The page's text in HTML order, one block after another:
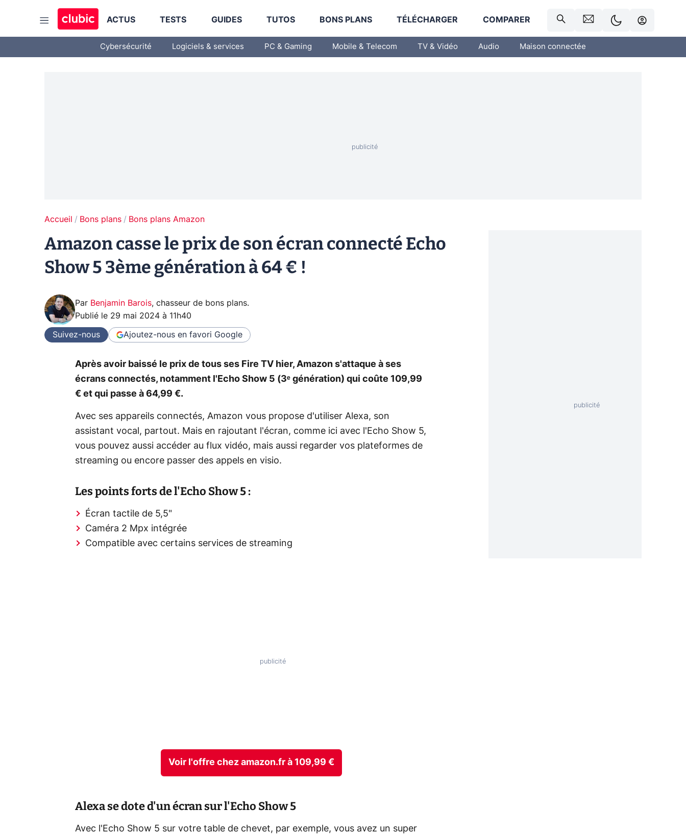
ACTUS TESTS GUIDES TUTOS BONS PLANS TÉLÉCHARGER COMPARER
Cybersécurité Logiciels & services PC & Gaming Mobile & Telecom TV & Vidéo Audio Maison connectée
Accueil Bons plans Bons plans Amazon
Amazon casse le prix de son écran connecté Echo
Show 5 3ème génération à 64 € !
Par Benjamin Barois, chasseur de bons plans.
Publié le 29 mai 2024 à 11h40
Suivez-nous Ajoutez-nous en favori Google
Après avoir baissé le prix de tous ses Fire TV hier, Amazon s'attaque à ses
écrans connectés, notamment l'Echo Show 5 (3ᵉ génération) qui coûte 109,99
€ et qui passe à 64,99 €.
Avec ses appareils connectés, Amazon vous propose d'utiliser Alexa, son
assistant vocal, partout. Mais en rajoutant l'écran, comme ici avec l'Echo Show 5,
vous pouvez aussi accéder au flux vidéo, mais aussi regarder vos plateformes de
streaming ou encore passer des appels en visio.
Les points forts de l'Echo Show 5 :
Écran tactile de 5,5"
Caméra 2 Mpx intégrée
Compatible avec certains services de streaming
Voir l'offre chez amazon.fr à 109,99 €
Alexa se dote d'un écran sur l'Echo Show 5
Avec l'Echo Show 5 sur votre table de chevet, par exemple, vous avez un super